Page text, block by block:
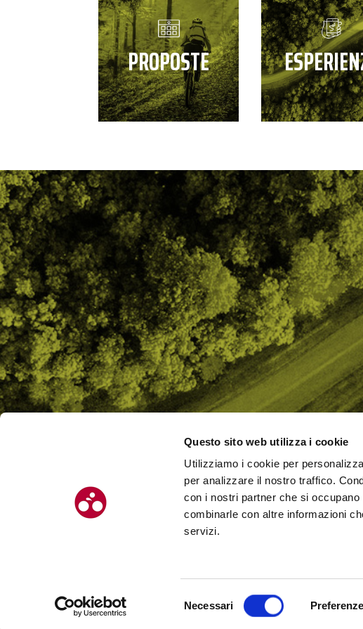
Questo sito web utilizza i cookie
Utilizziamo i cookie per
per analizzare il nostro traffico.
con i nostri partner che si
combinarle con altre informazioni
servizi.
Necessari Preferenze
PROPOSTE
CHI SIAMO
CONTATTI
© Chilometro 162 srl – P.I. 04522410408 – Via Soardi 5, 47921 – Rimini (RN)
Realizzato da SUNTIMES